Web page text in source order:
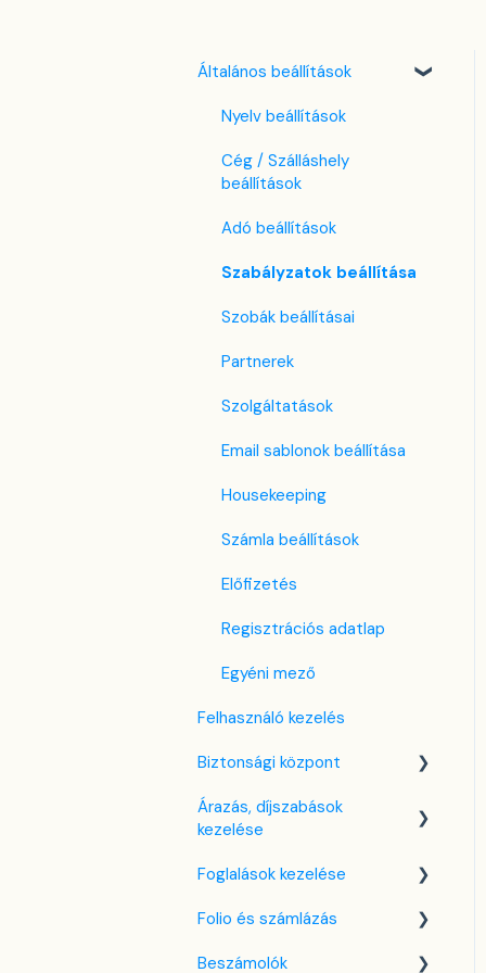
Általános beállítások
Nyelv beállítások
Cég / Szálláshely
beállítások
Adó beállítások
Szabályzatok beállítása
Szobák beállításai
Partnerek
Szolgáltatások
Email sablonok beállítása
Housekeeping
Számla beállítások
Előfizetés
Regisztrációs adatlap
Egyéni mező
Felhasználó kezelés
Biztonsági központ
Kulcsfájl kezelés
(2FA)
Bejelentkezés a SabeeApp
Árazás, díjszabások
kezelése
Díjszabás beállítások
Árttípusok Engedélyezése /
Foglalások kezelése
Kezdőlap
Naptárnézet
Folio és számlázás
Folio kezelése
Beszámolók